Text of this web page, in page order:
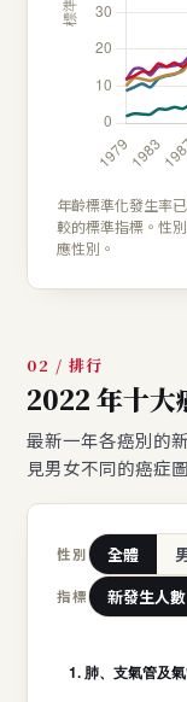
年齡標準化發生率
較的標準指標。性
應性別。
02 / 排行
2022 年十大
最新一年各癌別的
見男女不同的癌症
性別 全體
指標 新發生人數